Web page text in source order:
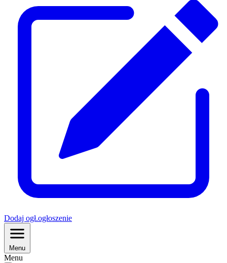
Dodaj ogł.ogłoszenie
Menu
Menu